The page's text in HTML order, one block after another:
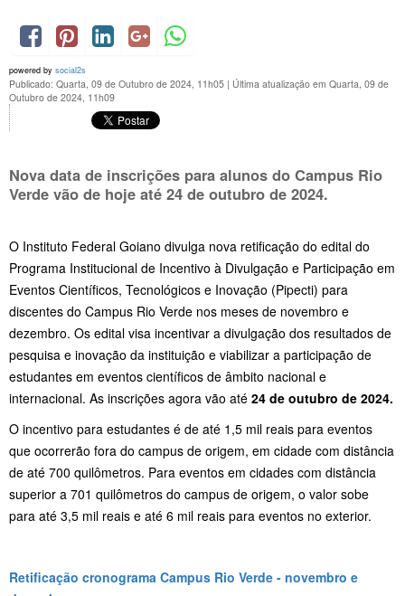
powered by social2s
Publicado: Quarta, 09 de Outubro de 2024, 11h05 | Última atualização em Quarta, 09 de
Outubro de 2024, 11h09
Nova data de inscrições para alunos do Campus Rio
Verde vão de hoje até 24 de outubro de 2024.
O Instituto Federal Goiano divulga nova retificação do edital do
Programa Institucional de Incentivo à Divulgação e Participação em
Eventos Científicos, Tecnológicos e Inovação (Pipecti) para
discentes do Campus Rio Verde nos meses de novembro e
dezembro. Os edital visa incentivar a divulgação dos resultados de
pesquisa e inovação da instituição e viabilizar a participação de
estudantes em eventos científicos de âmbito nacional e
internacional. As inscrições agora vão até 24 de outubro de 2024.
O incentivo para estudantes é de até 1,5 mil reais para eventos
que ocorrerão fora do campus de origem, em cidade com distância
de até 700 quilômetros. Para eventos em cidades com distância
superior a 701 quilômetros do campus de origem, o valor sobe
para até 3,5 mil reais e até 6 mil reais para eventos no exterior.
Retificação cronograma Campus Rio Verde - novembro e